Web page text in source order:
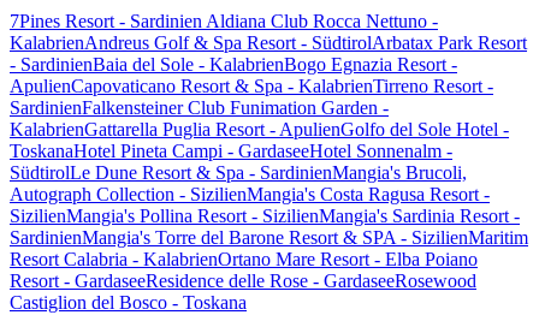
7Pines Resort - Sardinien Aldiana Club Rocca Nettuno -
KalabrienAndreus Golf & Spa Resort - SüdtirolArbatax Park Resort
- SardinienBaia del Sole - KalabrienBogo Egnazia Resort -
ApulienCapovaticano Resort & Spa - KalabrienTirreno Resort -
SardinienFalkensteiner Club Funimation Garden -
KalabrienGattarella Puglia Resort - ApulienGolfo del Sole Hotel -
ToskanaHotel Pineta Campi - GardaseeHotel Sonnenalm -
SüdtirolLe Dune Resort & Spa - SardinienMangia's Brucoli,
Autograph Collection - SizilienMangia's Costa Ragusa Resort -
SizilienMangia's Pollina Resort - SizilienMangia's Sardinia Resort -
SardinienMangia's Torre del Barone Resort & SPA - SizilienMaritim
Resort Calabria - KalabrienOrtano Mare Resort - Elba Poiano
Resort - GardaseeResidence delle Rose - GardaseeRosewood
Castiglion del Bosco - Toskana